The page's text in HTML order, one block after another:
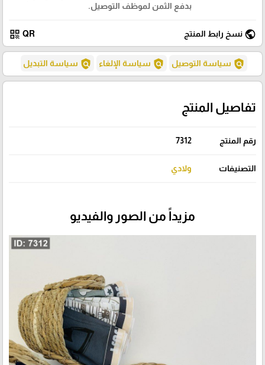
بدفع الثمن لموظف التوصيل.
public نسخ رابط المنتج QR
qr_code
policy سياسة التوصيل policy سياسة الإلغاء policy سياسة التبديل
تفاصيل المنتج
رقم المنتج 7312
التصنيفات ولادي
مزيداً من الصور والفيديو